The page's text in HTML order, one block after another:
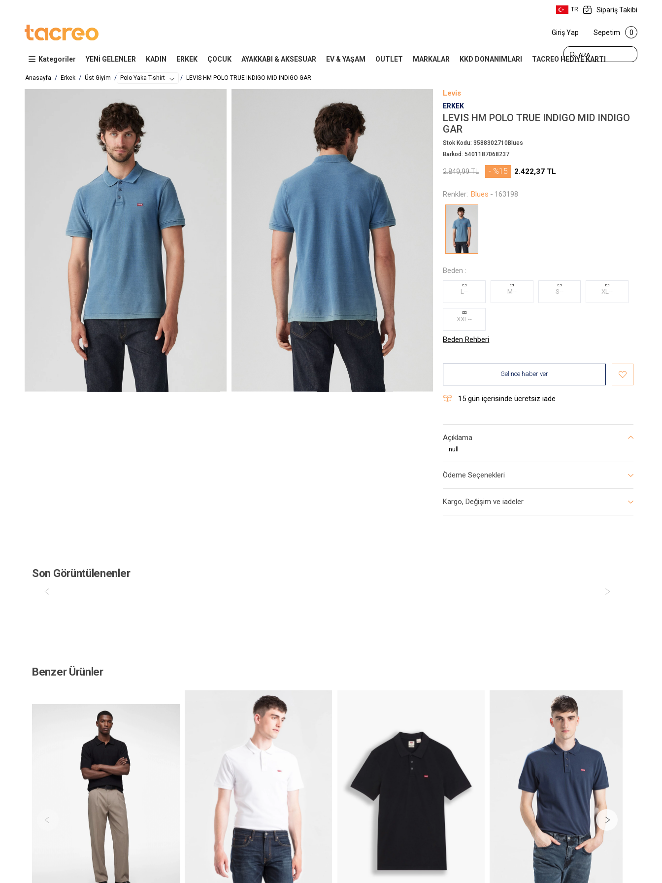
TR Sipariş Takibi
ARA
Giriş Yap Sepetim 0
Kategoriler YENİ GELENLER KADIN ERKEK ÇOCUK AYAKKABI & AKSESUAR EV & YAŞAM OUTLET MARKALAR KKD DONANIMLARI TACREO HEDİYE KARTI
LEVIS HM POLO TRUE INDIGO MID INDIGO GAR
Polo Yaka T-shirt
Üst Giyim
Erkek
Anasayfa
Levis
ERKEK
LEVIS HM POLO TRUE INDIGO MID INDIGO
GAR
Stok Kodu:3588302710Blues
Barkod:5401187068237
2.849,99TL 2.422,37 TL
- %15
Beden Rehberi
Beden :
L-- M-- S-- XL--
XXL--
Renkler: Blues - 163198
Gelince haber ver
15 gün içerisinde ücretsiz iade
Açıklama
null
Ödeme Seçenekleri
Kargo, Değişim ve iadeler
Son Görüntülenenler
Benzer Ürünler